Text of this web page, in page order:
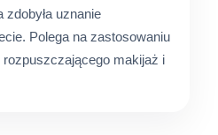
zdobyła uznanie
Polega na zastosowaniu
rozpuszczającego makijaż i